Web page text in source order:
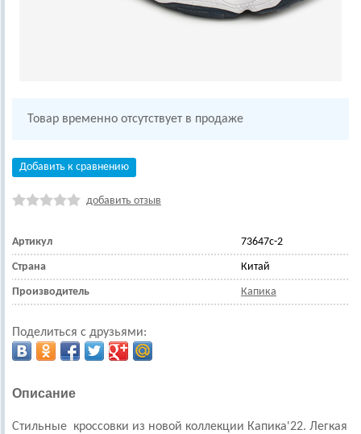
Товар временно отсутствует в продаже
Добавить к сравнению
добавить отзыв
Артикул 73647с-2
Страна Китай
Производитель Капика
Поделиться с друзьями:
Описание
Стильные кроссовки из новой коллекции Капика'22. Легкая